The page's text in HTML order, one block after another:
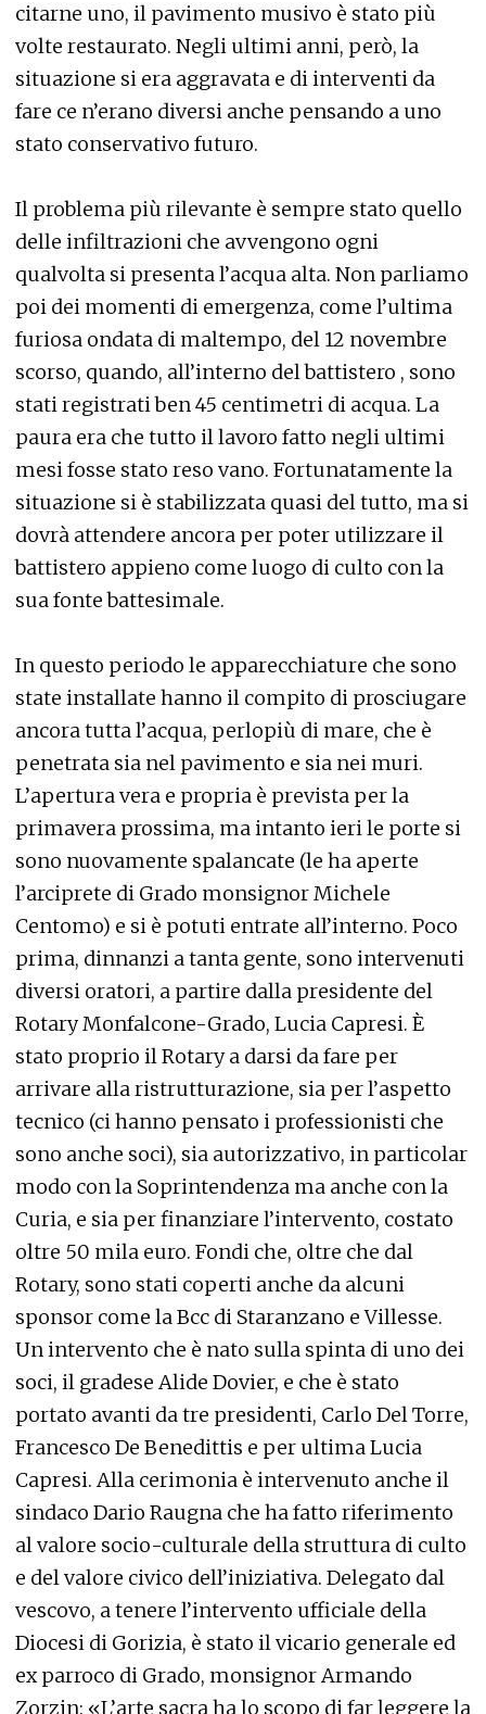
citarne uno, il pavimento musivo è stato più
volte restaurato. Negli ultimi anni, però, la
situazione si era aggravata e di interventi da
fare ce n’erano diversi anche pensando a uno
stato conservativo futuro.
Il problema più rilevante è sempre stato quello
delle infiltrazioni che avvengono ogni
qualvolta si presenta l’acqua alta. Non parliamo
poi dei momenti di emergenza, come l’ultima
furiosa ondata di maltempo, del 12 novembre
scorso, quando, all’interno del battistero , sono
stati registrati ben 45 centimetri di acqua. La
paura era che tutto il lavoro fatto negli ultimi
mesi fosse stato reso vano. Fortunatamente la
situazione si è stabilizzata quasi del tutto, ma si
dovrà attendere ancora per poter utilizzare il
battistero appieno come luogo di culto con la
sua fonte battesimale.
In questo periodo le apparecchiature che sono
state installate hanno il compito di prosciugare
ancora tutta l’acqua, perlopiù di mare, che è
penetrata sia nel pavimento e sia nei muri.
L’apertura vera e propria è prevista per la
primavera prossima, ma intanto ieri le porte si
sono nuovamente spalancate (le ha aperte
l’arciprete di Grado monsignor Michele
Centomo) e si è potuti entrate all’interno. Poco
prima, dinnanzi a tanta gente, sono intervenuti
diversi oratori, a partire dalla presidente del
Rotary Monfalcone-Grado, Lucia Capresi. È
stato proprio il Rotary a darsi da fare per
arrivare alla ristrutturazione, sia per l’aspetto
tecnico (ci hanno pensato i professionisti che
sono anche soci), sia autorizzativo, in particolar
modo con la Soprintendenza ma anche con la
Curia, e sia per finanziare l’intervento, costato
oltre 50 mila euro. Fondi che, oltre che dal
Rotary, sono stati coperti anche da alcuni
sponsor come la Bcc di Staranzano e Villesse.
Un intervento che è nato sulla spinta di uno dei
soci, il gradese Alide Dovier, e che è stato
portato avanti da tre presidenti, Carlo Del Torre,
Francesco De Benedittis e per ultima Lucia
Capresi. Alla cerimonia è intervenuto anche il
sindaco Dario Raugna che ha fatto riferimento
al valore socio-culturale della struttura di culto
e del valore civico dell’iniziativa. Delegato dal
vescovo, a tenere l’intervento ufficiale della
Diocesi di Gorizia, è stato il vicario generale ed
ex parroco di Grado, monsignor Armando
Zorzin: «L’arte sacra ha lo scopo di far leggere la